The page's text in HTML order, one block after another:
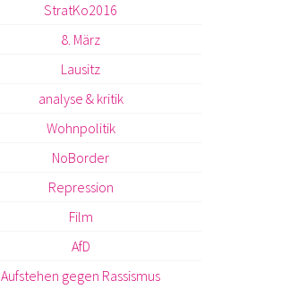
StratKo2016
8. März
Lausitz
analyse & kritik
Wohnpolitik
NoBorder
Repression
Film
AfD
Aufstehen gegen Rassismus